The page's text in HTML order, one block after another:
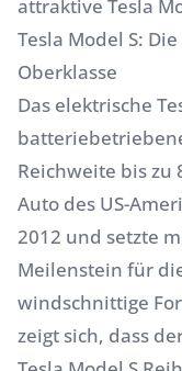
attraktive Tesla
Tesla Model S:
Oberklasse
Das elektrische
Reichweite bis zu
Auto des US-
2012 und setzte
Meilenstein für
windschnittige
zeigt sich, dass